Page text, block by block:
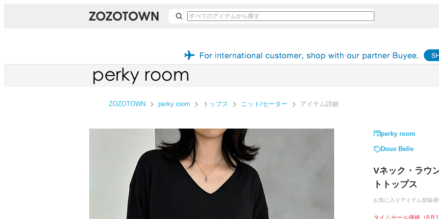
ZOZOTOWN perky room トップス ニット/セーター アイテム詳細
perky room
Doux Belle
Vネック・ラウ
トトップス
お気に入りアイテム登録者
タイムセール価格 （8